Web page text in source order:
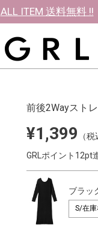
ALL ITEM 送料無料 !!
前後2Wayスト
¥1,399
（税
GRLポイント12pt
ブラッ